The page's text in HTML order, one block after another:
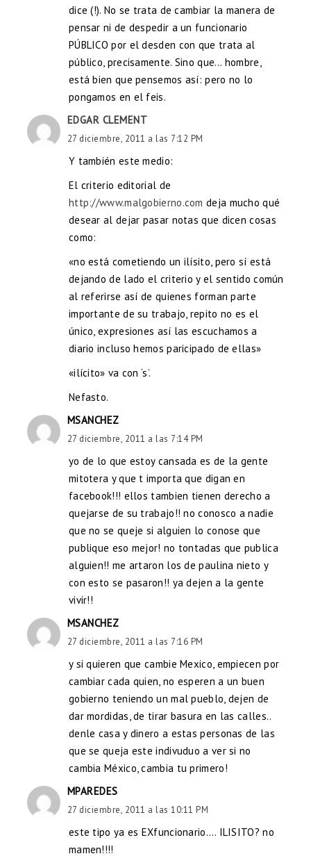
dice (!). No se trata de cambiar la manera de
pensar ni de despedir a un funcionario
PÚBLICO por el desden con que trata al
público, precisamente. Sino que… hombre,
está bien que pensemos así: pero no lo
pongamos en el feis.
EDGAR CLEMENT
27 diciembre, 2011 a las 7:12 PM
Y también este medio:
El criterio editorial de
http://www.malgobierno.com deja mucho qué
desear al dejar pasar notas que dicen cosas
como:
«no está cometiendo un ilísito, pero sí está
dejando de lado el criterio y el sentido común
al referirse así de quienes forman parte
importante de su trabajo, repito no es el
único, expresiones así las escuchamos a
diario incluso hemos paricipado de ellas»
«ilícito» va con ‘s’.
Nefasto.
MSANCHEZ
27 diciembre, 2011 a las 7:14 PM
yo de lo que estoy cansada es de la gente
mitotera y que t importa que digan en
facebook!!! ellos tambien tienen derecho a
quejarse de su trabajo!! no conosco a nadie
que no se queje si alguien lo conose que
publique eso mejor! no tontadas que publica
alguien!! me artaron los de paulina nieto y
con esto se pasaron!! ya dejen a la gente
vivir!!
MSANCHEZ
27 diciembre, 2011 a las 7:16 PM
y si quieren que cambie Mexico, empiecen por
cambiar cada quien, no esperen a un buen
gobierno teniendo un mal pueblo, dejen de
dar mordidas, de tirar basura en las calles..
denle casa y dinero a estas personas de las
que se queja este indivuduo a ver si no
cambia México, cambia tu primero!
MPAREDES
27 diciembre, 2011 a las 10:11 PM
este tipo ya es EXfuncionario…. ILISITO? no
mamen!!!!